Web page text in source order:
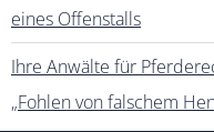
eines Offenstalls
Ihre Anwälte für
„Fohlen von falschem